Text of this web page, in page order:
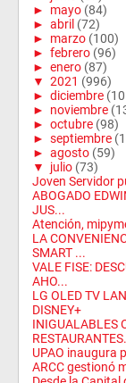
► mayo (84)
► abril (72)
► marzo (100)
► febrero (96)
► enero (87)
▼ 2021 (996)
► diciembre
► noviembre
► octubre (98)
► septiembre
► agosto (59)
▼
julio (73)
Joven Servidor
ABOGADO
JUS...
Atención,
LA
SMART ...
VALE FISE:
AHO...
LG OLED TV
DISNEY+
INIGUALABLES
UPAO inaugura
ARCC gestionó